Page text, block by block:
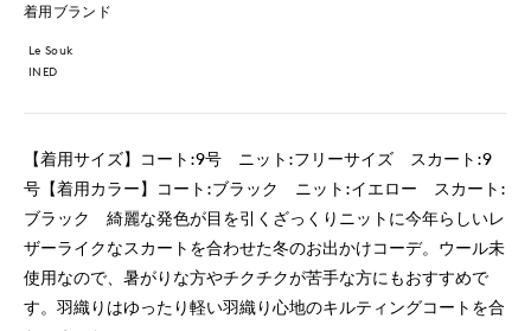
着用ブランド
Le Souk
INED
【着用サイズ】コート:9号 ニット:フリーサイズ スカート:9
号【着用カラー】コート:ブラック ニット:イエロー スカート:
ブラック 綺麗な発色が目を引くざっくりニットに今年らしいレ
ザーライクなスカートを合わせた冬のお出かけコーデ。ウール未
使用なので、暑がりな方やチクチクが苦手な方にもおすすめで
す。羽織りはゆったり軽い羽織り心地のキルティングコートを合